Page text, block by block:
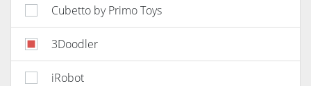
Cubetto by Primo Toys
3Doodler
iRobot